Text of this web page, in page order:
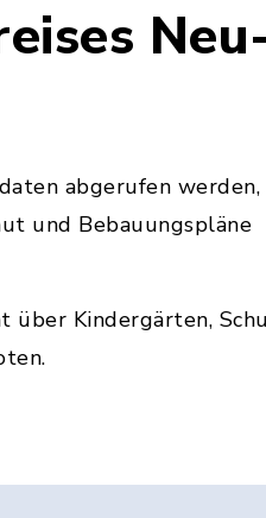
abgerufen
und Bebauungspläne
über Kindergärten,